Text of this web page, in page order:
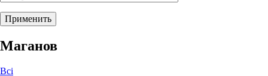
Маганов
Всі